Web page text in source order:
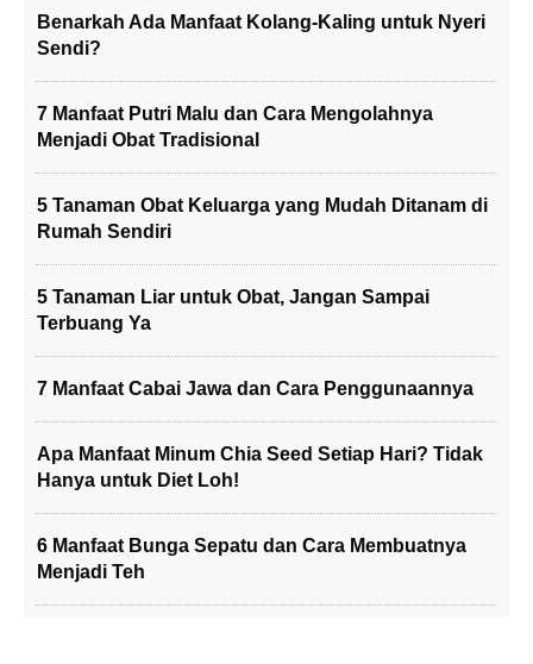
Benarkah Ada Manfaat Kolang-Kaling untuk Nyeri
Sendi?
7 Manfaat Putri Malu dan Cara Mengolahnya
Menjadi Obat Tradisional
5 Tanaman Obat Keluarga yang Mudah Ditanam di
Rumah Sendiri
5 Tanaman Liar untuk Obat, Jangan Sampai
Terbuang Ya
7 Manfaat Cabai Jawa dan Cara Penggunaannya
Apa Manfaat Minum Chia Seed Setiap Hari? Tidak
Hanya untuk Diet Loh!
6 Manfaat Bunga Sepatu dan Cara Membuatnya
Menjadi Teh